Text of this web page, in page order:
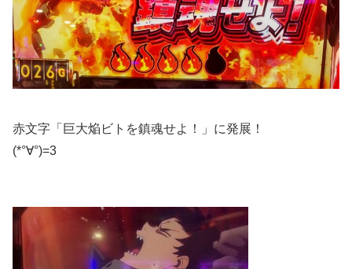
赤文字「巨大焔ビトを鎮魂せよ！」に発展！
(*°∀°)=3